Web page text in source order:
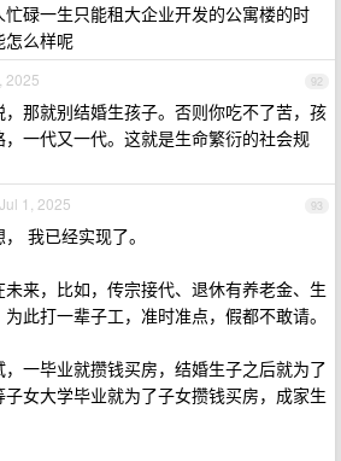
碌一生只能租大企业开发的公寓楼的时
怎么样呢
92
2025
那就别结婚生孩子。否则你吃不了苦，孩
一代又一代。这就是生命繁衍的社会规
93
Jul 1, 2025
我已经实现了。
来，比如，传宗接代、退休有养老金、生
此打一辈子工，准时准点，假都不敢请。
一毕业就攒钱买房，结婚生子之后就为了
女大学毕业就为了子女攒钱买房，成家生